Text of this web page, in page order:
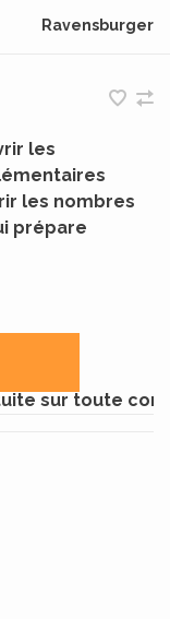
Ravensburger
les
les nombres
prépare
sur toute